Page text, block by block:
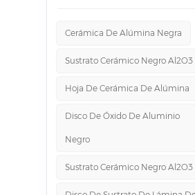
Cerámica De Alúmina Negra
Sustrato Cerámico Negro Al2O3
Hoja De Cerámica De Alúmina
Disco De Óxido De Aluminio
Negro
Sustrato Cerámico Negro Al2O3